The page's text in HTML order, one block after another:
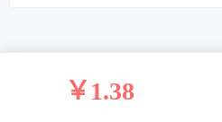
￥1.38